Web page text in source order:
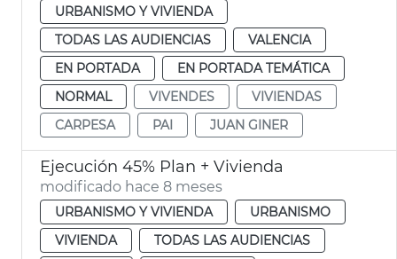
URBANISMO Y VIVIENDA
TODAS LAS AUDIENCIAS
VALENCIA
EN PORTADA
EN PORTADA TEMÁTICA
NORMAL
VIVENDES
VIVIENDAS
CARPESA
PAI JUAN GINER
Ejecución 45% Plan + Vivienda
modificado hace 8 meses
URBANISMO Y VIVIENDA
URBANISMO
VIVIENDA
TODAS LAS AUDIENCIAS